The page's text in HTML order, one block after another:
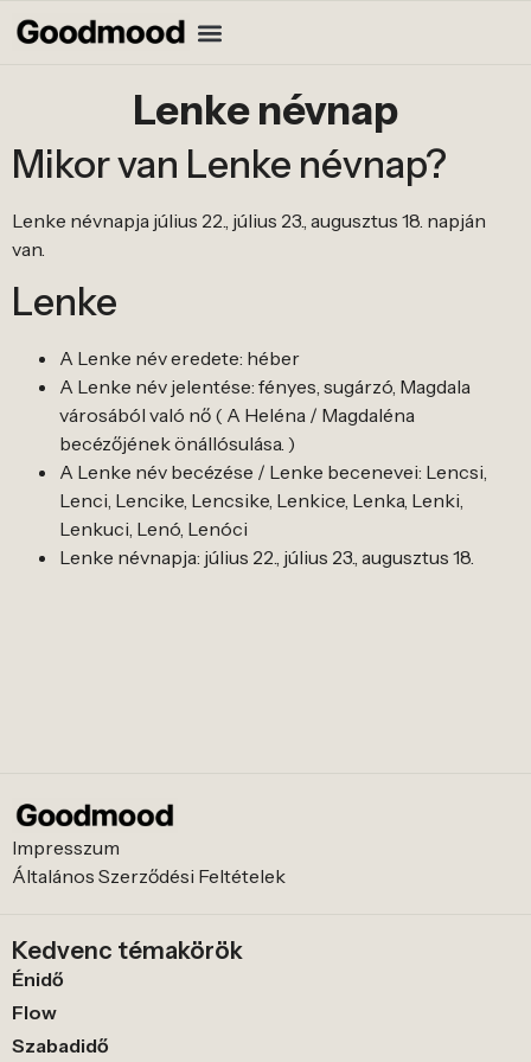
Lenke névnap
Mikor van Lenke névnap?
Lenke névnapja július 22., július 23., augusztus 18. napján
van.
Lenke
A Lenke név eredete: héber
A Lenke név jelentése: fényes, sugárzó, Magdala
városából való nő ( A Heléna / Magdaléna
becézőjének önállósulása. )
A Lenke név becézése / Lenke becenevei: Lencsi,
Lenci, Lencike, Lencsike, Lenkice, Lenka, Lenki,
Lenkuci, Lenó, Lenóci
Lenke névnapja: július 22., július 23., augusztus 18.
Impresszum
Általános Szerződési Feltételek
Kedvenc témakörök
Énidő
Flow
Szabadidő